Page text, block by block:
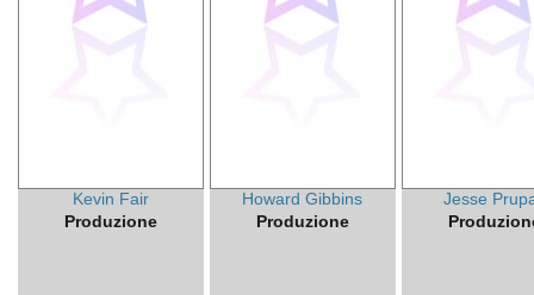
Kevin Fair
Produzione
Howard Gibbins
Produzione
Jesse